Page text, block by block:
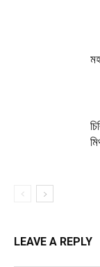
LEAVE A REPLY